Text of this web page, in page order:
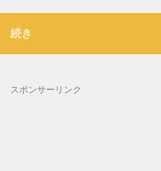
続き
スポンサーリンク